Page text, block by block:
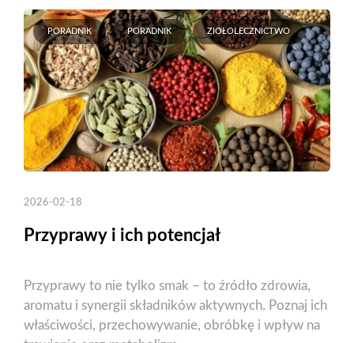
PORADNIK PORADNIK ZIOŁOLECZNICTWO
2026-02-18
Przyprawy i ich potencjał
Przyprawy to nie tylko smak – to źródło zdrowia,
aromatu i synergii składników aktywnych. Poznaj ich
właściwości, przechowywanie, obróbkę i wpływ na